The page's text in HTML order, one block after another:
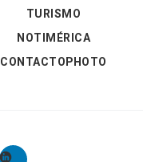
TURISMO
NOTIMÉRICA
CONTACTOPHOTO